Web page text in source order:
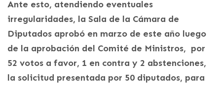
Ante esto, atendiendo eventuales
irregularidades, la Sala de la Cámara de
Diputados aprobó en marzo de este año luego
de la aprobación del Comité de Ministros, por
52 votos a favor, 1 en contra y 2 abstenciones,
la solicitud presentada por 50 diputados, para